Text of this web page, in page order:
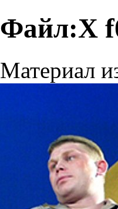
Файл:X
Материал